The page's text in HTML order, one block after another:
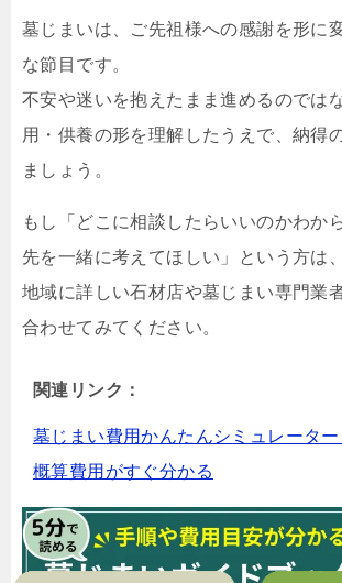
墓じまいは、ご先祖様への感謝を形に
な節目です。
不安や迷いを抱えたまま進めるのでは
用・供養の形を理解したうえで、納得
ましょう。
もし「どこに相談したらいいのかわか
先を一緒に考えてほしい」という方は、
地域に詳しい石材店や墓じまい専門業
合わせてみてください。
関連リンク：
墓じまい費用かんたんシミュレータ
概算費用がすぐ分かる